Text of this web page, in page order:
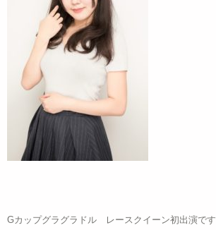
Gカップグラグラドル レースクイーン初出演です